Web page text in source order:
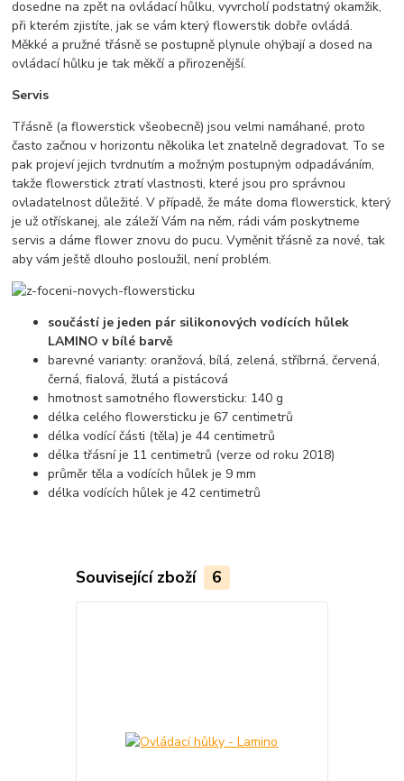
dosedne na zpět na ovládací hůlku, vyvrcholí podstatný okamžik,
při kterém zjistíte, jak se vám který flowerstik dobře ovládá.
Měkké a pružné třásně se postupně plynule ohýbají a dosed na
ovládací hůlku je tak měkčí a přirozenější.
Servis
Třásně (a flowerstick všeobecně) jsou velmi namáhané, proto
často začnou v horizontu několika let znatelně degradovat. To se
pak projeví jejich tvrdnutím a možným postupným odpadáváním,
takže flowerstick ztratí vlastnosti, které jsou pro správnou
ovladatelnost důležité. V případě, že máte doma flowerstick, který
je už otřískanej, ale záleží Vám na něm, rádi vám poskytneme
servis a dáme flower znovu do pucu. Vyměnit třásně za nové, tak
aby vám ještě dlouho posloužil, není problém.
součástí je jeden pár silikonových vodících hůlek
LAMINO v bílé barvě
barevné varianty: oranžová, bílá, zelená, stříbrná, červená,
černá, fialová, žlutá a pistácová
hmotnost samotného flowersticku: 140 g
délka celého flowersticku je 67 centimetrů
délka vodící části (těla) je 44 centimetrů
délka třásní je 11 centimetrů (verze od roku 2018)
průměr těla a vodících hůlek je 9 mm
délka vodících hůlek je 42 centimetrů
Související zboží 6